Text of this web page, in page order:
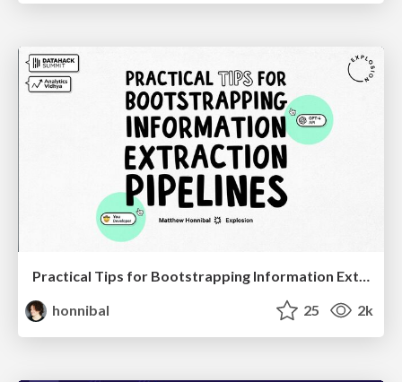
Practical Tips for Bootstrapping Information Extraction Pipelines
honnibal
25 2k